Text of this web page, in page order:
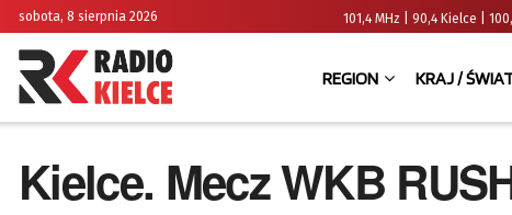
sobota, 8 sierpnia 2026 101,4 MHz | 90,4 Kielce |
REGION KRAJ /
Kielce. Mecz WKB